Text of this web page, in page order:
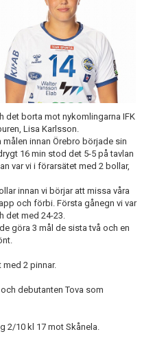
det borta mot nykomlingarna IFK
Lisa Karlsson.
innan Örebro började sin
16 min stod det 5-5 på tavlan
var vi i förarsätet med 2 bollar,
innan vi börjar att missa våra
och förbi. Första gånegn vi var
det med 24-23.
göra 3 mål de sista två och en
2 pinnar.
debutanten Tova som
2/10 kl 17 mot Skånela.